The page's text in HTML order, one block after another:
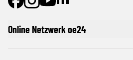
Online Netzwerk oe24